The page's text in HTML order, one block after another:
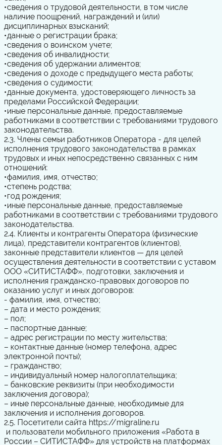
•сведения о трудовой деятельности, в том числе
наличие поощрений, награждений и (или)
дисциплинарных взысканий;
•данные о регистрации брака;
•сведения о воинском учете;
•сведения об инвалидности;
•сведения об удержании алиментов;
•сведения о доходе с предыдущего места работы;
•сведения о судимости;
•данные документа, удостоверяющего личность за
пределами Российской Федерации;
•иные персональные данные, предоставляемые
работниками в соответствии с требованиями трудового
законодательства.
2.3. Члены семьи работников Оператора - для целей
исполнения трудового законодательства в рамках
трудовых и иных непосредственно связанных с ним
отношений:
•фамилия, имя, отчество;
•степень родства;
•год рождения;
•иные персональные данные, предоставляемые
работниками в соответствии с требованиями трудового
законодательства.
2.4. Клиенты и контрагенты Оператора (физические
лица), представители контрагентов (клиентов),
законные представители клиентов — для целей
осуществления деятельности в соответствии с уставом
ООО «СИТИСТАФФ», подготовки, заключения и
исполнения гражданско-правовых договоров по
оказанию услуг и иных договоров:
- фамилия, имя, отчество;
– дата и место рождения;
– пол;
– паспортные данные;
– адрес регистрации по месту жительства;
– контактные данные (номер телефона, адрес
электронной почты);
– гражданство;
– индивидуальный номер налогоплательщика;
– банковские реквизиты (при необходимости
заключения договора);
– иные персональные данные, необходимые для
заключения и исполнения договоров.
2.5. Посетители сайта https://migraline.ru
и пользователи мобильного приложения «Работа в
России – СИТИСТАФФ» для устройств на платформах